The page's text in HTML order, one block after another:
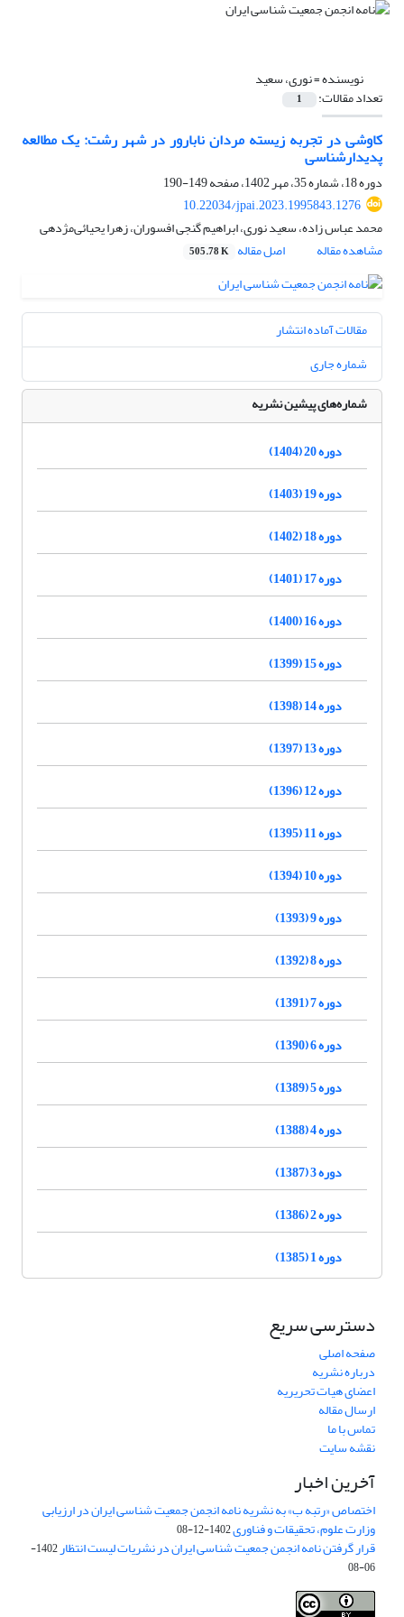
نویسنده =نوری، سعید
تعداد مقالات: 1
کاوشی در تجربه زیسته مردان نابارور در شهر رشت: یک مطالعه‌
پدیدارشناسی
دوره 18، شماره 35، مهر 1402، صفحه
149-190
10.22034/jpai.2023.1995843.1276
محمد عباس زاده، سعید نوری، ابراهیم گنجی افسوران، زهرا یحیائی‌مژدهی
مشاهده مقاله
اصل مقاله 505.78 K
مقالات آماده انتشار
شماره جاری
شماره‌های پیشین نشریه
دوره 20 (1404)
دوره 19 (1403)
دوره 18 (1402)
دوره 17 (1401)
دوره 16 (1400)
دوره 15 (1399)
دوره 14 (1398)
دوره 13 (1397)
دوره 12 (1396)
دوره 11 (1395)
دوره 10 (1394)
دوره 9 (1393)
دوره 8 (1392)
دوره 7 (1391)
دوره 6 (1390)
دوره 5 (1389)
دوره 4 (1388)
دوره 3 (1387)
دوره 2 (1386)
دوره 1 (1385)
دسترسی سریع
صفحه اصلی
درباره نشریه
اعضای هیات تحریریه
ارسال مقاله
تماس با ما
نقشه سایت
آخرین اخبار
اختصاص «رتبه ب» به نشریه نامه انجمن جمعیت شناسی ایران در ارزیابی
وزارت علوم، تحقیقات و فناوری1402-12-08
قرار گرفتن نامه انجمن جمعیت شناسی ایران در نشریات لیست انتظار
1402-
06-08